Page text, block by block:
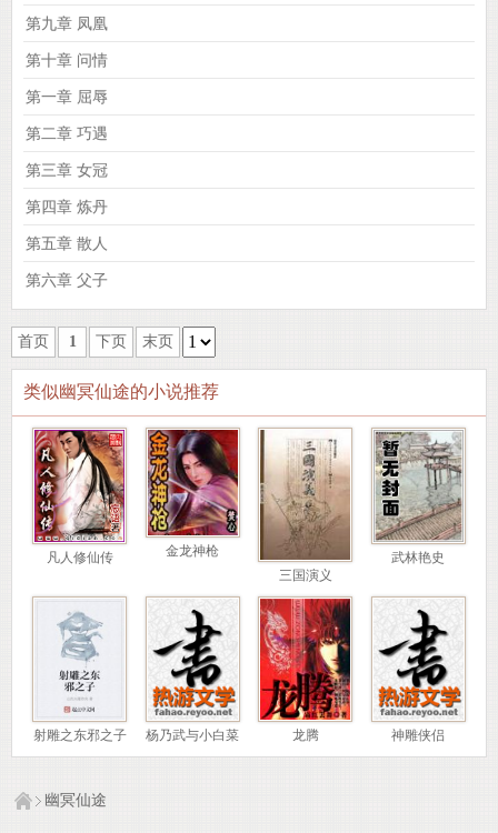
第九章 凤凰
第十章 问情
第一章 屈辱
第二章 巧遇
第三章 女冠
第四章 炼丹
第五章 散人
第六章 父子
首页 1 下页 末页
类似幽冥仙途的小说推荐
凡人修仙传
金龙神枪
三国演义
武林艳史
射雕之东邪之子 杨乃武与小白菜 龙腾 神雕侠侣
幽冥仙途